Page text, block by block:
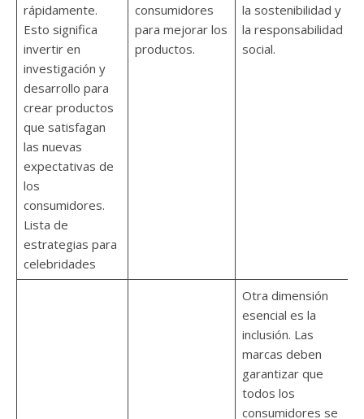
rápidamente.
Esto significa
invertir en
investigación y
desarrollo para
crear productos
que satisfagan
las nuevas
expectativas de
los
consumidores.
Lista de
estrategias para
celebridades
consumidores
para mejorar los
productos.
la sostenibilidad y
la responsabilidad
social.
Otra dimensión
esencial es la
inclusión. Las
marcas deben
garantizar que
todos los
consumidores se